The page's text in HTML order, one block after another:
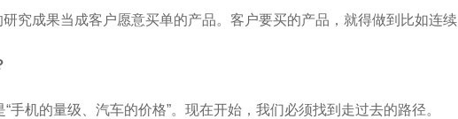
成果当成客户愿意买单的产品。客户要买的产品，就得做到比如连续
机的量级、汽车的价格”。现在开始，我们必须找到走过去的路径。